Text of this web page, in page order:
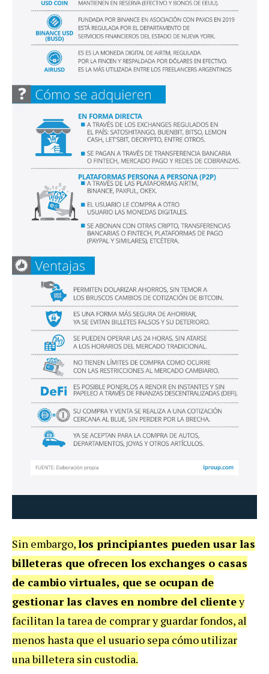
Sin embargo,los principiantes pueden usar las
billeteras que ofrecen los exchanges o casas
de cambio virtuales, que se ocupan de
gestionar las claves en nombre del clientey
facilitan la tarea de comprar y guardar fondos, al
menos hasta que el usuario sepa cómo utilizar
una billetera sin custodia.